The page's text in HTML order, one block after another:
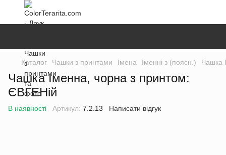
Каталог Чашки з принтами Імена Іменні з (поясн.) Чашка
Чашка Іменна, чорна з принтом:
ЄВГЕНій
В наявності Артикул: 7.2.13 Написати відгук